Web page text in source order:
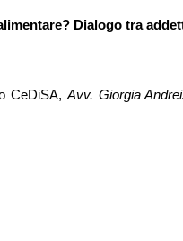
Dialogo tra
CeDiSA, Avv. Giorgia